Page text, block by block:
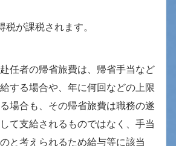
税が課税されます。
任者の帰省旅費は、帰省手当など
する場合や、年に何回などの上限
場合も、その帰省旅費は職務の遂
て支給されるものではなく、手当
と考えられるため給与等に該当